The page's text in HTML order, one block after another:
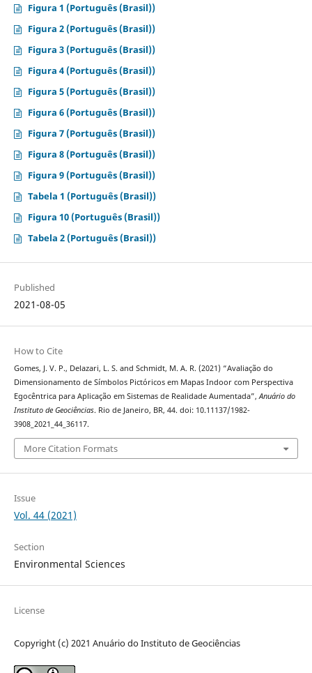
Figura 1 (Português (Brasil))
Figura 2 (Português (Brasil))
Figura 3 (Português (Brasil))
Figura 4 (Português (Brasil))
Figura 5 (Português (Brasil))
Figura 6 (Português (Brasil))
Figura 7 (Português (Brasil))
Figura 8 (Português (Brasil))
Figura 9 (Português (Brasil))
Tabela 1 (Português (Brasil))
Figura 10 (Português (Brasil))
Tabela 2 (Português (Brasil))
Published
2021-08-05
How to Cite
Gomes, J. V. P., Delazari, L. S. and Schmidt, M. A. R. (2021) “Avaliação do
Dimensionamento de Símbolos Pictóricos em Mapas Indoor com Perspectiva
Egocêntrica para Aplicação em Sistemas de Realidade Aumentada”, Anuário do
Instituto de Geociências. Rio de Janeiro, BR, 44. doi: 10.11137/1982-
3908_2021_44_36117.
More Citation Formats
Issue
Vol. 44 (2021)
Section
Environmental Sciences
License
Copyright (c) 2021 Anuário do Instituto de Geociências